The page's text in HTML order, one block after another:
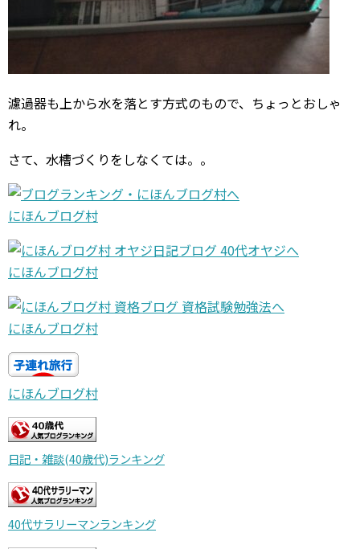
濾過器も上から水を落とす方式のもので、ちょっとおしゃ
れ。
さて、水槽づくりをしなくては。。
にほんブログ村
にほんブログ村
にほんブログ村
にほんブログ村
日記・雑談(40歳代)ランキング
40代サラリーマンランキング